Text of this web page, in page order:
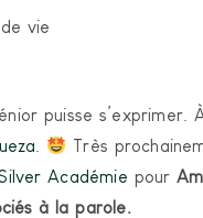
vie
puisse
Très
Silver Académie pour
à la parole.